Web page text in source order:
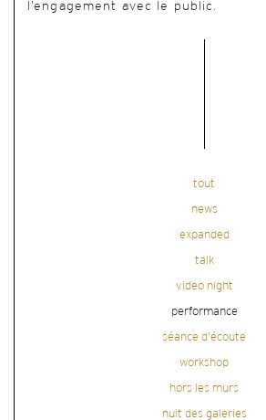
l’engagement avec le public.
tout
news
expanded
talk
video night
performance
séance d'écoute
workshop
hors les murs
nuit des galeries